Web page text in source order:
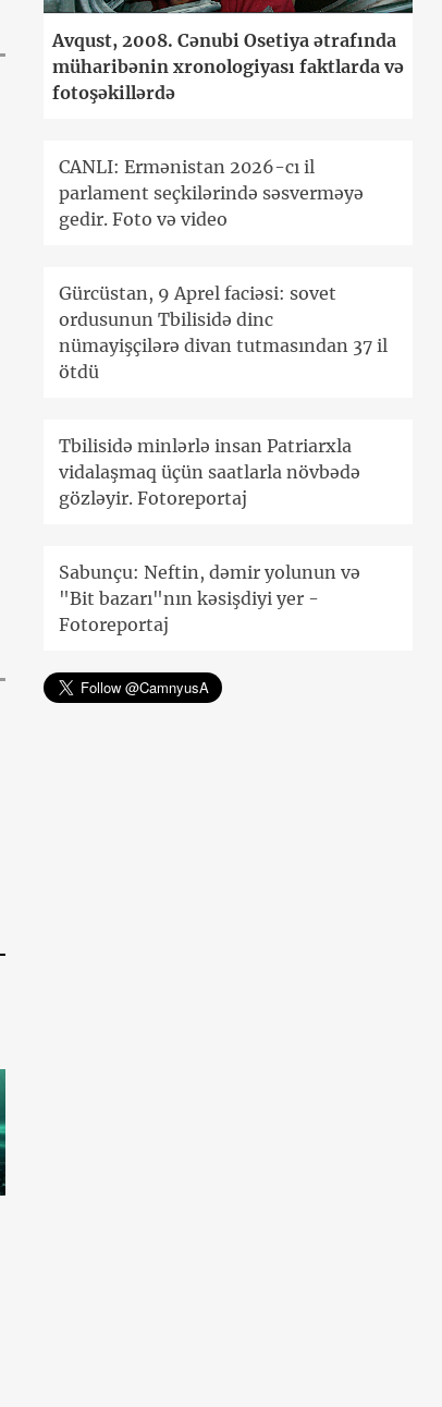
Avqust, 2008. Cənubi Osetiya ətrafında
müharibənin xronologiyası faktlarda və
fotoşəkillərdə
CANLI: Ermənistan 2026-cı il
parlament seçkilərində səsverməyə
gedir. Foto və video
Gürcüstan, 9 Aprel faciəsi: sovet
ordusunun Tbilisidə dinc
nümayişçilərə divan tutmasından 37 il
ötdü
Tbilisidə minlərlə insan Patriarxla
vidalaşmaq üçün saatlarla növbədə
gözləyir. Fotoreportaj
Sabunçu: Neftin, dəmir yolunun və
"Bit bazarı"nın kəsişdiyi yer -
Fotoreportaj